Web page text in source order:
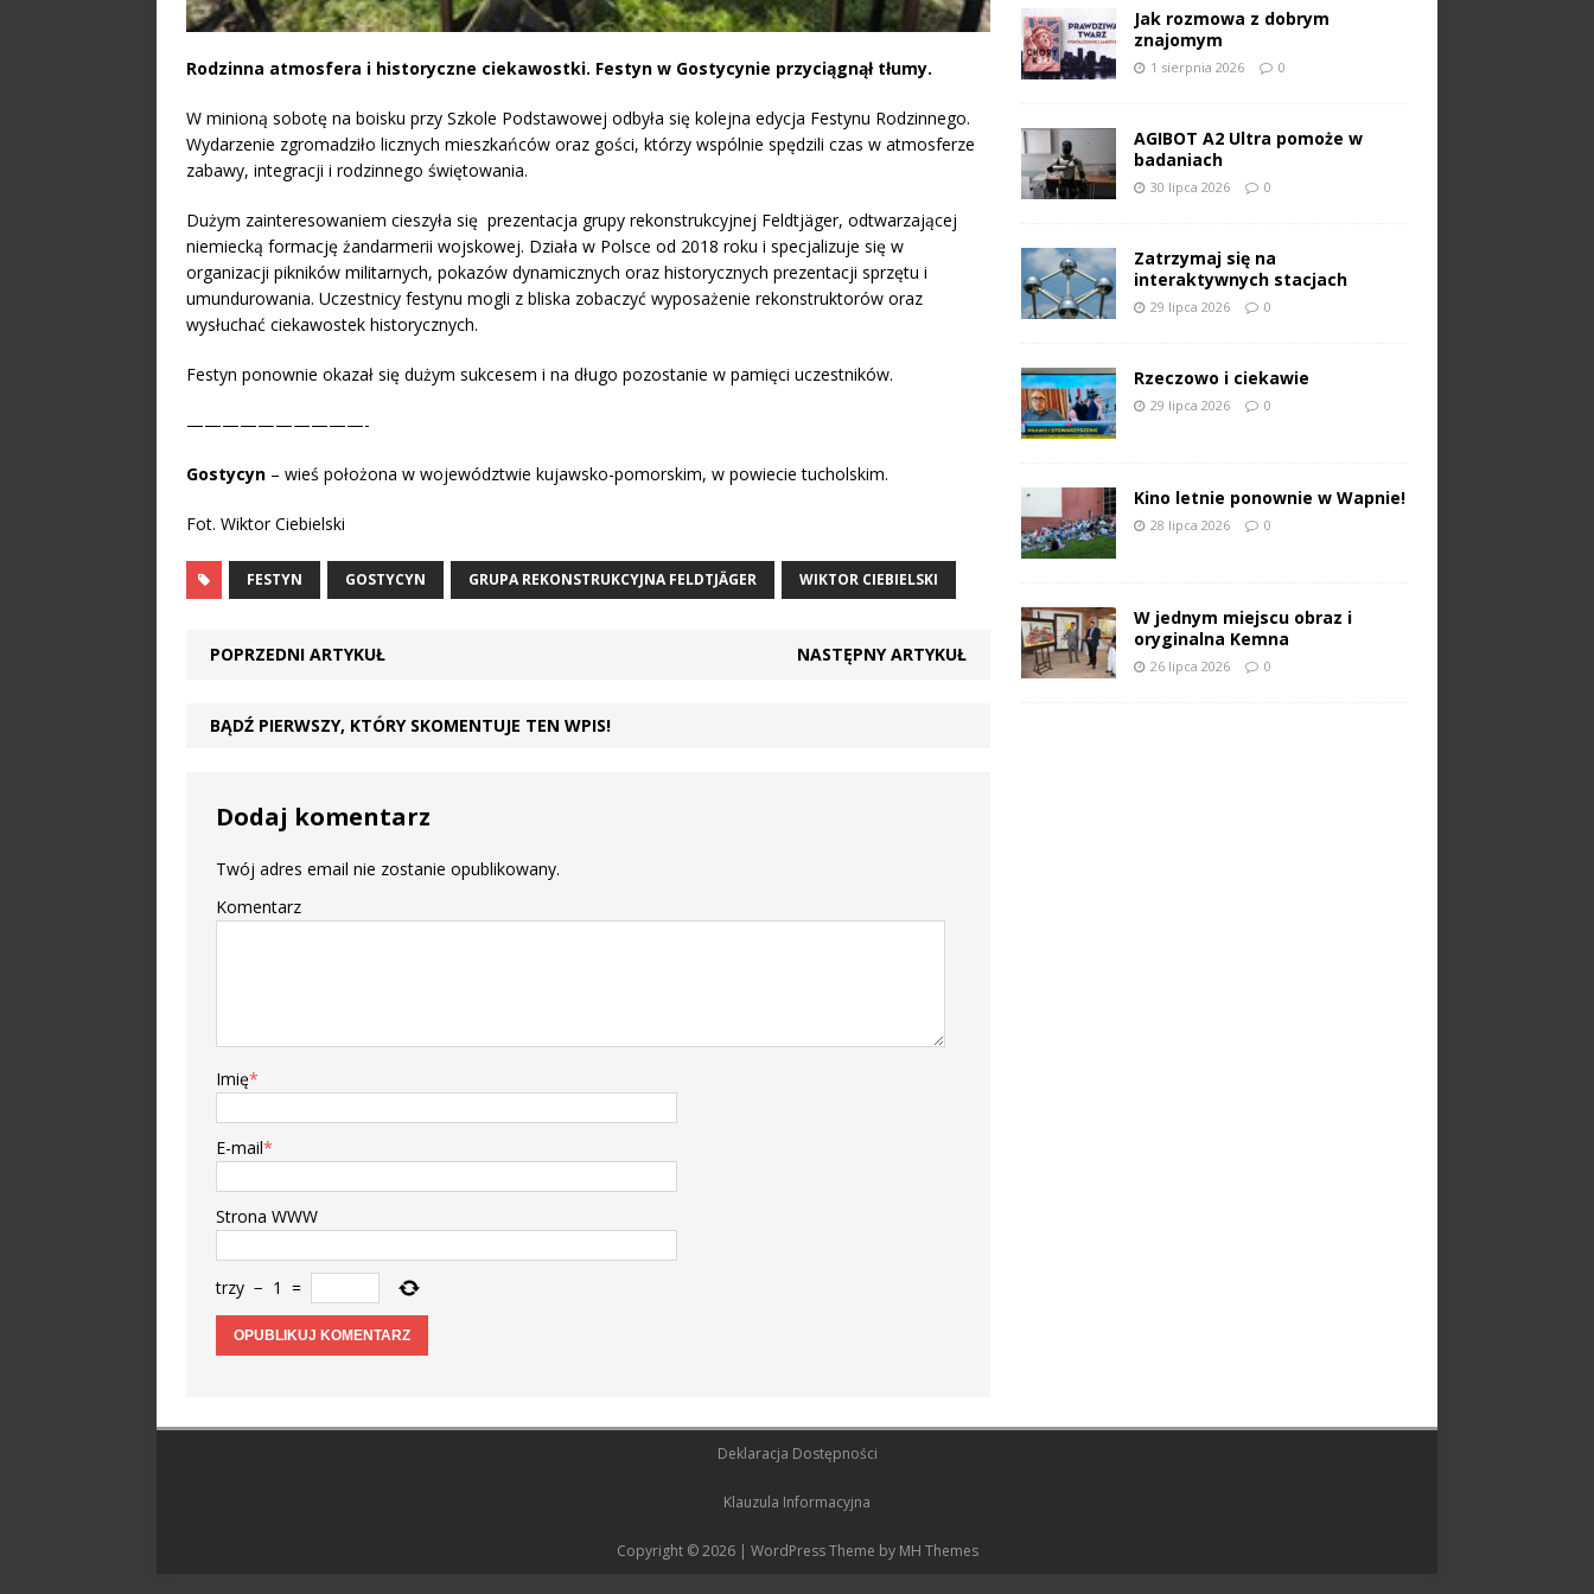
Rodzinna atmosfera i historyczne ciekawostki. Festyn w Gostycynie przyciągnął tłumy.
W minioną sobotę na boisku przy Szkole Podstawowej odbyła się kolejna edycja Festynu Rodzinnego.
Wydarzenie zgromadziło licznych mieszkańców oraz gości, którzy wspólnie spędzili czas w atmosferze
zabawy, integracji i rodzinnego świętowania.
Dużym zainteresowaniem cieszyła się prezentacja grupy rekonstrukcyjnej Feldtjäger, odtwarzającej
niemiecką formację żandarmerii wojskowej. Działa w Polsce od 2018 roku i specjalizuje się w
organizacji pikników militarnych, pokazów dynamicznych oraz historycznych prezentacji sprzętu i
umundurowania. Uczestnicy festynu mogli z bliska zobaczyć wyposażenie rekonstruktorów oraz
wysłuchać ciekawostek historycznych.
Festyn ponownie okazał się dużym sukcesem i na długo pozostanie w pamięci uczestników.
——————————-
Gostycyn – wieś położona w województwie kujawsko-pomorskim, w powiecie tucholskim.
Fot. Wiktor Ciebielski
FESTYN GOSTYCYN GRUPA REKONSTRUKCYJNA FELDTJÄGER WIKTOR CIEBIELSKI
POPRZEDNI ARTYKUŁ NASTĘPNY ARTYKUŁ
BĄDŹ PIERWSZY, KTÓRY SKOMENTUJE TEN WPIS!
Dodaj komentarz
Twój adres email nie zostanie opublikowany.
Komentarz
Imię*
E-mail*
Strona WWW
trzy − 1 =
Jak rozmowa z dobrym
znajomym
1 sierpnia 2026 0
AGIBOT A2 Ultra pomoże w
badaniach
30 lipca 2026 0
Zatrzymaj się na
interaktywnych stacjach
29 lipca 2026 0
Rzeczowo i ciekawie
29 lipca 2026 0
Kino letnie ponownie w Wapnie!
28 lipca 2026 0
W jednym miejscu obraz i
oryginalna Kemna
26 lipca 2026 0
Deklaracja Dostępności
Klauzula Informacyjna
Copyright © 2026 | WordPress Theme by MH Themes